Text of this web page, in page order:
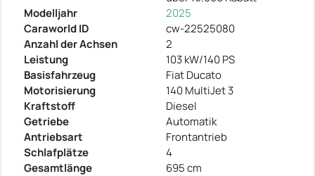
Modelljahr
2025
Caraworld ID
cw-22525080
Anzahl der Achsen
2
Leistung
103 kW/140 PS
Basisfahrzeug
Fiat Ducato
Motorisierung
140 MultiJet 3
Kraftstoff
Diesel
Getriebe
Automatik
Antriebsart
Frontantrieb
Schlafplätze
4
Gesamtlänge
695 cm